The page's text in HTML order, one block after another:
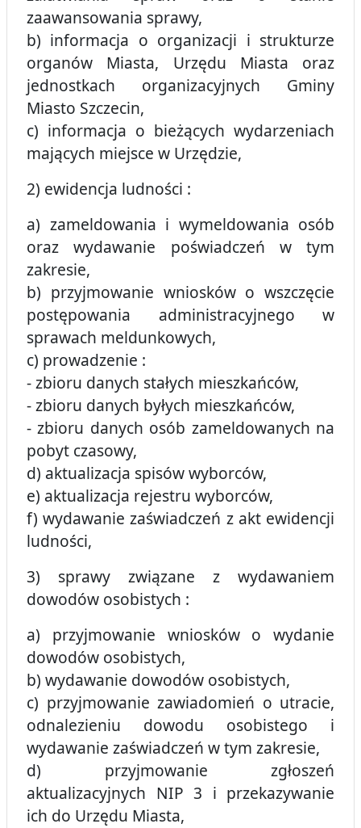
zaawansowania sprawy,
b) informacja o organizacji i strukturze
organów Miasta, Urzędu Miasta oraz
jednostkach organizacyjnych Gminy
Miasto Szczecin,
c) informacja o bieżących wydarzeniach
mających miejsce w Urzędzie,
2) ewidencja ludności :
a) zameldowania i wymeldowania osób
oraz wydawanie poświadczeń w tym
zakresie,
b) przyjmowanie wniosków o wszczęcie
postępowania administracyjnego w
sprawach meldunkowych,
c) prowadzenie :
- zbioru danych stałych mieszkańców,
- zbioru danych byłych mieszkańców,
- zbioru danych osób zameldowanych na
pobyt czasowy,
d) aktualizacja spisów wyborców,
e) aktualizacja rejestru wyborców,
f) wydawanie zaświadczeń z akt ewidencji
ludności,
3) sprawy związane z wydawaniem
dowodów osobistych :
a) przyjmowanie wniosków o wydanie
dowodów osobistych,
b) wydawanie dowodów osobistych,
c) przyjmowanie zawiadomień o utracie,
odnalezieniu dowodu osobistego i
wydawanie zaświadczeń w tym zakresie,
d) przyjmowanie zgłoszeń
aktualizacyjnych NIP 3 i przekazywanie
ich do Urzędu Miasta,